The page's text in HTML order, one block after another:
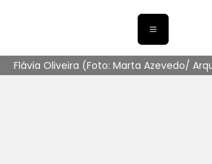
Flávia Oliveira (Foto: Marta Azevedo/